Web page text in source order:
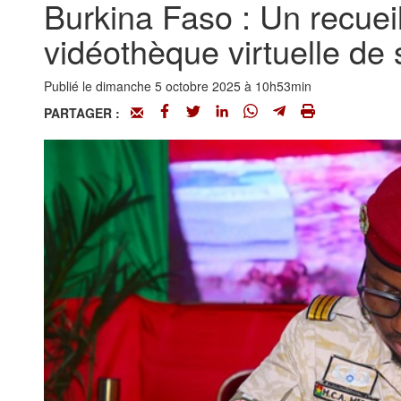
Burkina Faso : Un
vidéothèque virtuelle de
Publié le dimanche 5 octobre 2025 à 10h53min
PARTAGER :